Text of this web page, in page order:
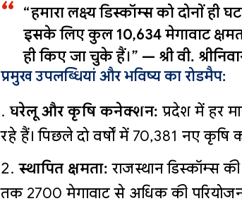
“हमारा लक्ष्य डिस्कॉम्स को दोनों
इसके लिए कुल 10,634 मेगावाट
ही किए जा चुके हैं।” — श्री वी.
प्रमुख उपलब्धियां और भविष्य का रोडमैप:
घरेलू और कृषि कनेक्शन: प्रदेश में हर
रहे हैं। पिछले दो वर्षों में 70,381 नए
स्थापित क्षमता: राजस्थान डिस्कॉम्स
तक 2700 मेगावाट से अधिक की